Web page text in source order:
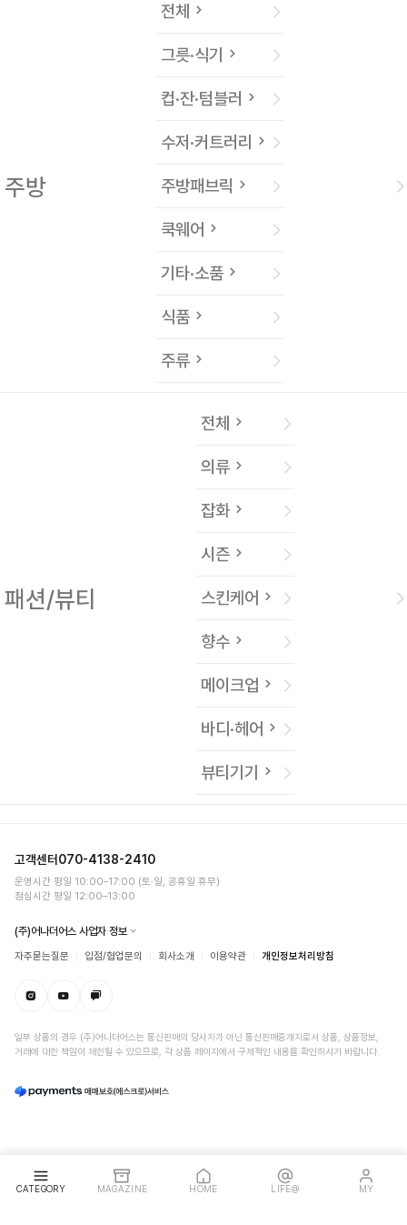
CATEGORY MAGAZINE HOME LIFE@ MY
주방
전체
그릇·식기
컵·잔·텀블러
수저·커트러리
주방패브릭
쿡웨어
기타·소품
식품
주류
패션/뷰티
전체
의류
잡화
시즌
스킨케어
향수
메이크업
바디·헤어
뷰티기기
고객센터 070-4138-2410
운영시간 평일 10:00–17:00 (토·일, 공휴일 휴무)
점심시간 평일 12:00–13:00
(주)어나더어스 사업자 정보
자주묻는질문 입점/협업문의 회사소개 이용약관 개인정보처리방침
일부 상품의 경우 (주)어나더어스는 통신판매의 당사자가 아닌 통신판매중개자로서 상품, 상품정보,
거래에 대한 책임이 제한될 수 있으므로, 각 상품 페이지에서 구체적인 내용을 확인하시기 바랍니다.